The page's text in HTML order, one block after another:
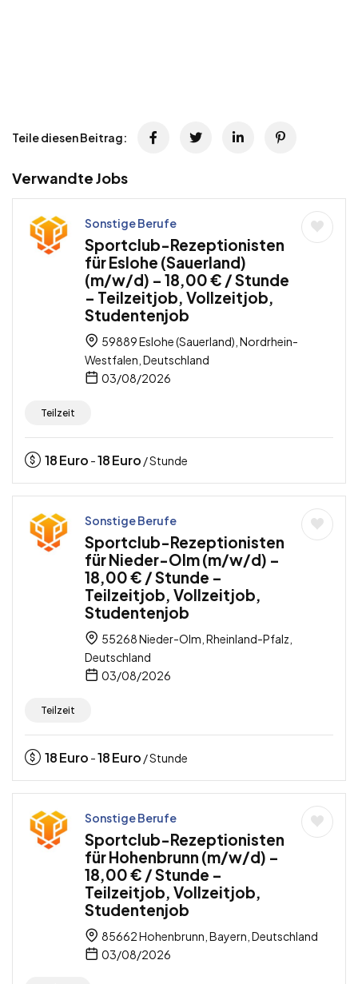
Teile diesen Beitrag:
Verwandte Jobs
Sonstige Berufe
Sportclub-Rezeptionisten
für Eslohe (Sauerland)
(m/w/d) – 18,00 € / Stunde
– Teilzeitjob, Vollzeitjob,
Studentenjob
59889 Eslohe (Sauerland), Nordrhein-
Westfalen, Deutschland
03/08/2026
Teilzeit
18Euro -18Euro / Stunde
Sonstige Berufe
Sportclub-Rezeptionisten
für Nieder-Olm (m/w/d) –
18,00 € / Stunde –
Teilzeitjob, Vollzeitjob,
Studentenjob
55268 Nieder-Olm, Rheinland-Pfalz,
Deutschland
03/08/2026
Teilzeit
18Euro -18Euro / Stunde
Sonstige Berufe
Sportclub-Rezeptionisten
für Hohenbrunn (m/w/d) –
18,00 € / Stunde –
Teilzeitjob, Vollzeitjob,
Studentenjob
85662 Hohenbrunn, Bayern, Deutschland
03/08/2026